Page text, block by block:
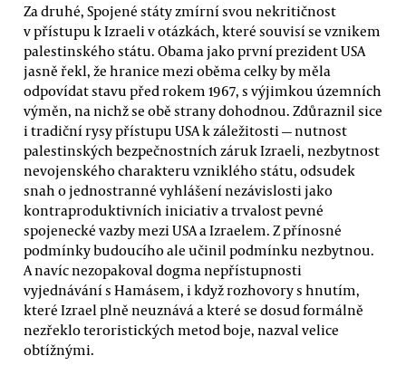
Za druhé, Spojené státy zmírní svou nekritičnost
v přístupu k Izraeli v otázkách, které souvisí se vznikem
palestinského státu. Obama jako první prezident USA
jasně řekl, že hranice mezi oběma celky by měla
odpovídat stavu před rokem 1967, s výjimkou územních
výměn, na nichž se obě strany dohodnou. Zdůraznil sice
i tradiční rysy přístupu USA k záležitosti — nutnost
palestinských bezpečnostních záruk Izraeli, nezbytnost
nevojenského charakteru vzniklého státu, odsudek
snah o jednostranné vyhlášení nezávislosti jako
kontraproduktivních iniciativ a trvalost pevné
spojenecké vazby mezi USA a Izraelem. Z přínosné
podmínky budoucího ale učinil podmínku nezbytnou.
A navíc nezopakoval dogma nepřístupnosti
vyjednávání s Hamásem, i když rozhovory s hnutím,
které Izrael plně neuznává a které se dosud formálně
nezřeklo teroristických metod boje, nazval velice
obtížnými.